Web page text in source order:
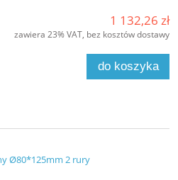
1 132,26 zł
zawiera 23% VAT, bez kosztów dostawy
do koszyka
Ø80*125mm 2 rury